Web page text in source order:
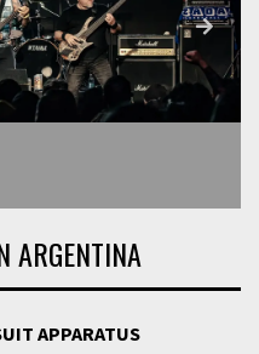
ARGENTINA
APPARATUS